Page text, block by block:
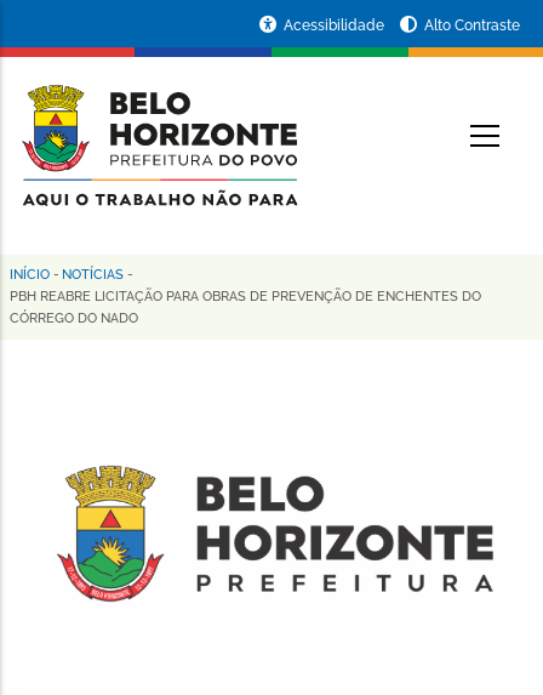
conteúdo
principal
da
Prefeitura
de
Horizonte
Acessibilidade Alto Contraste
Trilha
de
INÍCIO - NOTÍCIAS -
PBH REABRE LICITAÇÃO PARA OBRAS DE PREVENÇÃO DE ENCHENTES DO
CÓRREGO DO NADO